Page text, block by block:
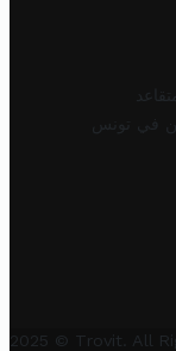
في تونس
2025 © Trovit. All